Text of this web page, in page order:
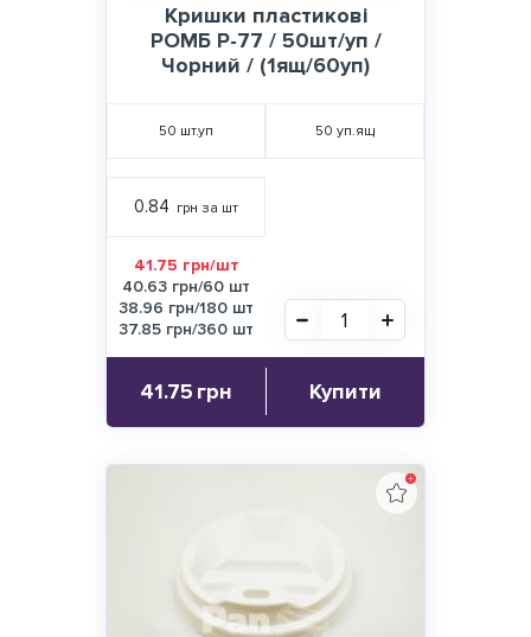
Кришки пластикові
РОМБ Р-77 / 50шт/уп /
Чорний / (1ящ/60уп)
50 шт.уп 50 уп.ящ
0.84 грн за шт
41.75 грн/шт
40.63 грн/60 шт
38.96 грн/180 шт
37.85 грн/360 шт
41.75 грн Купити